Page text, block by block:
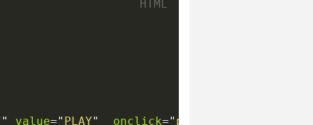
" value=" PLAY" onclick=" play